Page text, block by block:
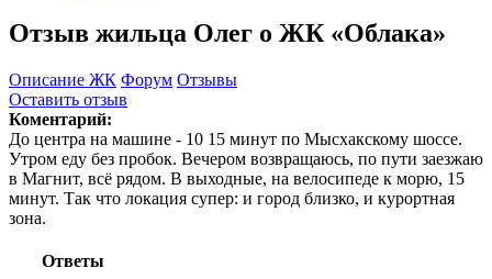
Отзыв жильца Олег о ЖК «Облака»
Описание ЖК Форум Отзывы
Оставить отзыв
Коментарий:
До центра на машине - 10 15 минут по Мысхакскому шоссе.
Утром еду без пробок. Вечером возвращаюсь, по пути заезжаю
в Магнит, всё рядом. В выходные, на велосипеде к морю, 15
минут. Так что локация супер: и город близко, и курортная
зона.
Ответы